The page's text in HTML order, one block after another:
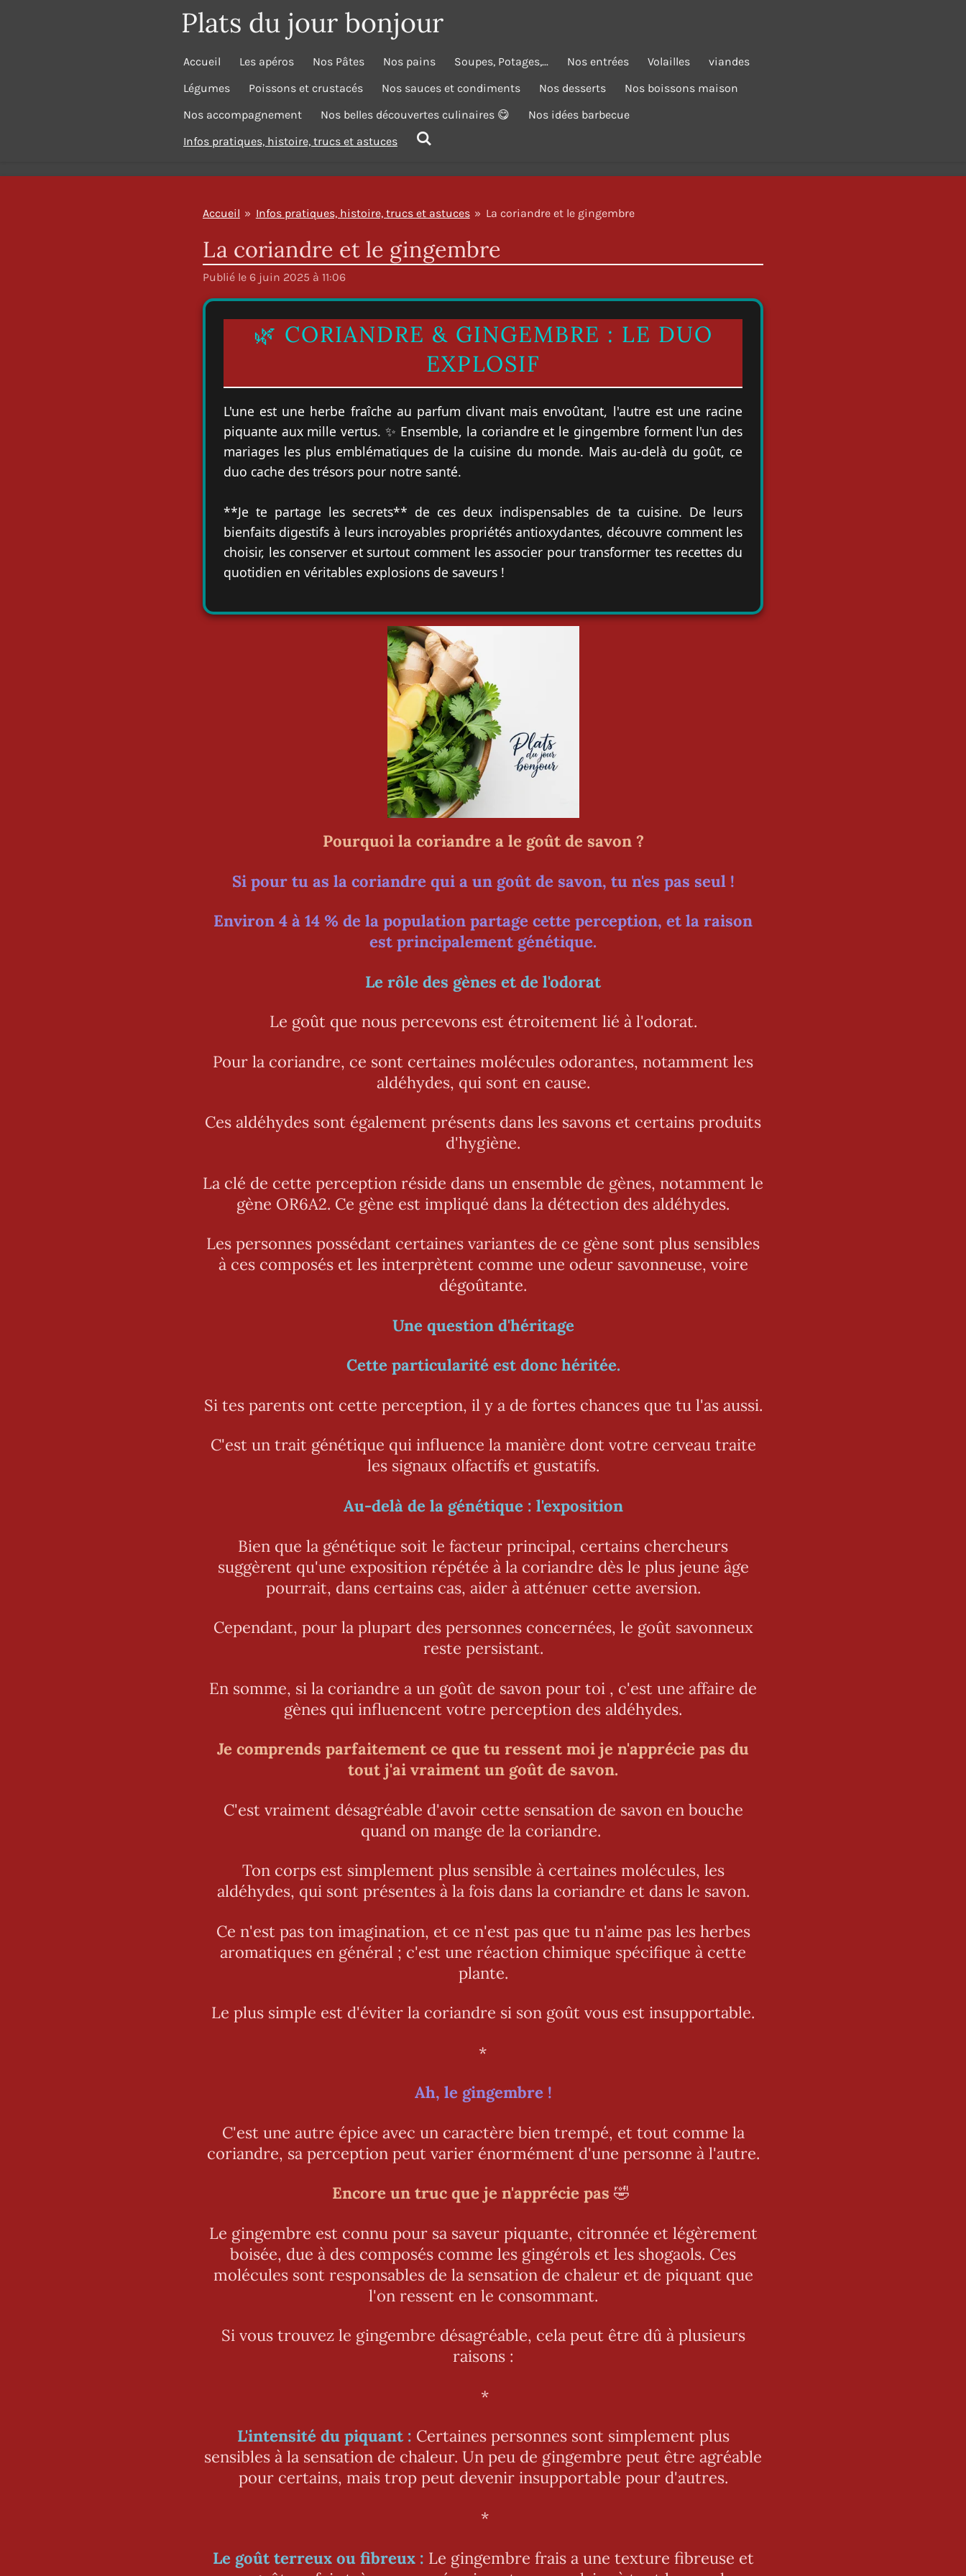
Plats du jour bonjour
Accueil Les apéros Nos Pâtes Nos pains Soupes, Potages,... Nos entrées Volailles
viandes
Légumes
Poissons et crustacés Nos sauces et condiments Nos desserts
Nos boissons maison
Nos accompagnement
Nos belles découvertes culinaires 😋
Nos idées barbecue
Infos pratiques, histoire, trucs et astuces
Accueil » Infos pratiques, histoire, trucs et astuces » La coriandre et le gingembre
La coriandre et le gingembre
Publié le 6 juin 2025 à 11:06
🌿 CORIANDRE & GINGEMBRE : LE DUO
EXPLOSIF
L'une est une herbe fraîche au parfum clivant mais envoûtant, l'autre est une racine
piquante aux mille vertus. ✨ Ensemble, la coriandre et le gingembre forment l'un des
mariages les plus emblématiques de la cuisine du monde. Mais au-delà du goût, ce
duo cache des trésors pour notre santé.
**Je te partage les secrets** de ces deux indispensables de ta cuisine. De leurs
bienfaits digestifs à leurs incroyables propriétés antioxydantes, découvre comment les
choisir, les conserver et surtout comment les associer pour transformer tes recettes du
quotidien en véritables explosions de saveurs !
Pourquoi la coriandre a le goût de savon ?
Si pour tu as la coriandre qui a un goût de savon, tu n'es pas seul !
Environ 4 à 14 % de la population partage cette perception, et la raison
est principalement génétique.
Le rôle des gènes et de l'odorat
Le goût que nous percevons est étroitement lié à l'odorat.
Pour la coriandre, ce sont certaines molécules odorantes, notamment les
aldéhydes, qui sont en cause.
Ces aldéhydes sont également présents dans les savons et certains produits
d'hygiène.
La clé de cette perception réside dans un ensemble de gènes, notamment le
gène OR6A2. Ce gène est impliqué dans la détection des aldéhydes.
Les personnes possédant certaines variantes de ce gène sont plus sensibles
à ces composés et les interprètent comme une odeur savonneuse, voire
dégoûtante.
Une question d'héritage
Cette particularité est donc héritée.
Si tes parents ont cette perception, il y a de fortes chances que tu l'as aussi.
C'est un trait génétique qui influence la manière dont votre cerveau traite
les signaux olfactifs et gustatifs.
Au-delà de la génétique : l'exposition
Bien que la génétique soit le facteur principal, certains chercheurs
suggèrent qu'une exposition répétée à la coriandre dès le plus jeune âge
pourrait, dans certains cas, aider à atténuer cette aversion.
Cependant, pour la plupart des personnes concernées, le goût savonneux
reste persistant.
En somme, si la coriandre a un goût de savon pour toi , c'est une affaire de
gènes qui influencent votre perception des aldéhydes.
Je comprends parfaitement ce que tu ressent moi je n'apprécie pas du
tout j'ai vraiment un goût de savon.
C'est vraiment désagréable d'avoir cette sensation de savon en bouche
quand on mange de la coriandre.
Ton corps est simplement plus sensible à certaines molécules, les
aldéhydes, qui sont présentes à la fois dans la coriandre et dans le savon.
Ce n'est pas ton imagination, et ce n'est pas que tu n'aime pas les herbes
aromatiques en général ; c'est une réaction chimique spécifique à cette
plante.
Le plus simple est d'éviter la coriandre si son goût vous est insupportable.
*
Ah, le gingembre !
C'est une autre épice avec un caractère bien trempé, et tout comme la
coriandre, sa perception peut varier énormément d'une personne à l'autre.
Encore un truc que je n'apprécie pas 🤣
Le gingembre est connu pour sa saveur piquante, citronnée et légèrement
boisée, due à des composés comme les gingérols et les shogaols. Ces
molécules sont responsables de la sensation de chaleur et de piquant que
l'on ressent en le consommant.
Si vous trouvez le gingembre désagréable, cela peut être dû à plusieurs
raisons :
*
L'intensité du piquant : Certaines personnes sont simplement plus
sensibles à la sensation de chaleur. Un peu de gingembre peut être agréable
pour certains, mais trop peut devenir insupportable pour d'autres.
*
Le goût terreux ou fibreux : Le gingembre frais a une texture fibreuse et